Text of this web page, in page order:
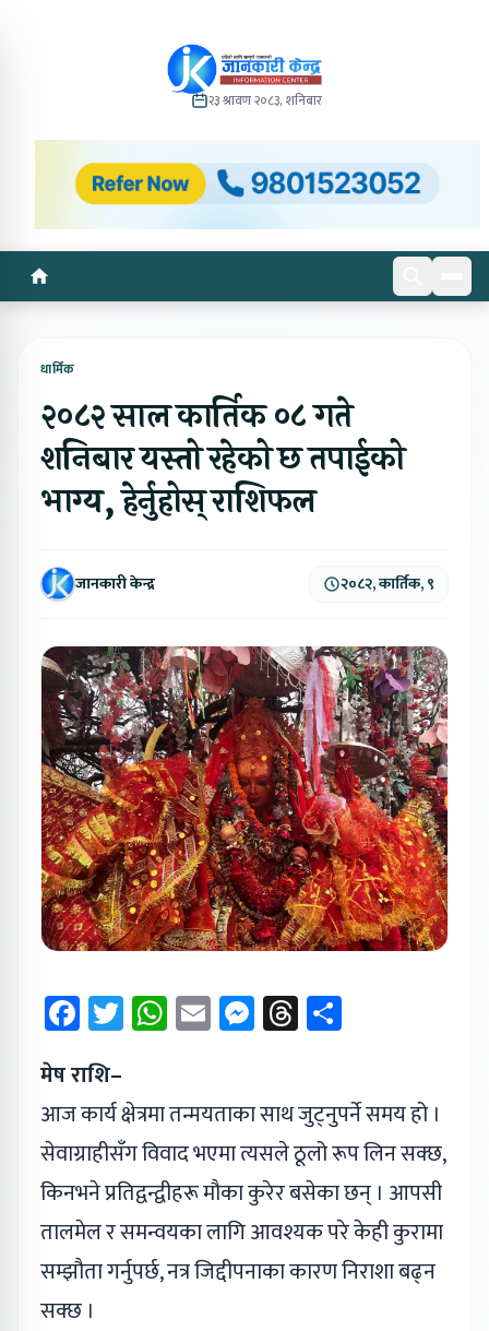
२३ श्रावण २०८३, शनिबार
धार्मिक
२०८२ साल कार्तिक ०८ गते
शनिबार यस्तो रहेको छ तपाईको
भाग्य, हेर्नुहोस् राशिफल
जानकारी केन्द्र २०८२, कार्तिक, ९
Facebook
Twitter
WhatsApp
EmailMessenger
Threads
मेष राशि–
आज कार्य क्षेत्रमा तन्मयताका साथ जुट्नुपर्ने समय हो ।
सेवाग्राहीसँग विवाद भएमा त्यसले ठूलो रूप लिन सक्छ,
किनभने प्रतिद्वन्द्वीहरू मौका कुरेर बसेका छन् । आपसी
तालमेल र समन्वयका लागि आवश्यक परे केही कुरामा
सम्झौता गर्नुपर्छ, नत्र जिद्दीपनाका कारण निराशा बढ्न
सक्छ ।